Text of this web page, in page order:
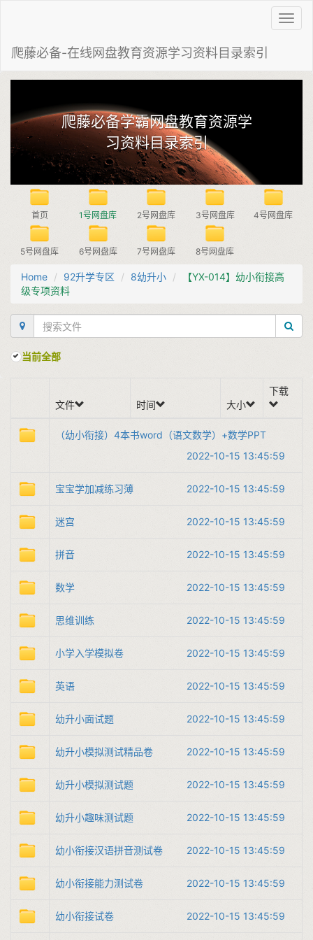
爬藤必备-在线网盘教育资源学习资料目录索引
爬藤必备学霸网盘教育资源学
习资料目录索引
首页 1号网盘库 2号网盘库 3号网盘库 4号网盘库
5号网盘库 6号网盘库 7号网盘库 8号网盘库
Home 92升学专区 8幼升小
【YX-014】幼小衔接高
级专项资料
当前全部
文件 时间 大小
下载
（幼小衔接）4本书word（语文数学）+数学PPT
2022-10-15 13:45:59
宝宝学加减练习薄 2022-10-15 13:45:59
迷宫 2022-10-15 13:45:59
拼音 2022-10-15 13:45:59
数学 2022-10-15 13:45:59
思维训练 2022-10-15 13:45:59
小学入学模拟卷 2022-10-15 13:45:59
英语 2022-10-15 13:45:59
幼升小面试题 2022-10-15 13:45:59
幼升小模拟测试精品卷 2022-10-15 13:45:59
幼升小模拟测试题 2022-10-15 13:45:59
幼升小趣味测试题 2022-10-15 13:45:59
幼小衔接汉语拼音测试卷 2022-10-15 13:45:59
幼小衔接能力测试卷 2022-10-15 13:45:59
幼小衔接试卷 2022-10-15 13:45:59